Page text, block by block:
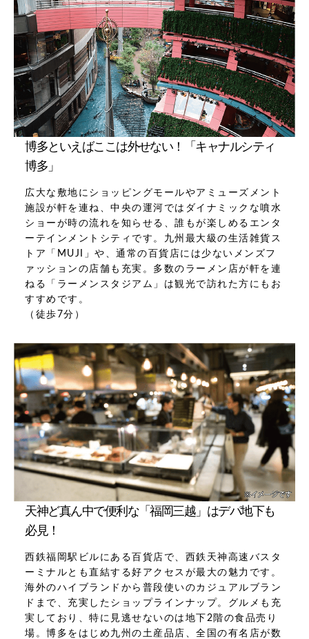
博多といえばここは外せない！「キャナルシティ
博多」
広大な敷地にショッピングモールやアミューズメント
施設が軒を連ね、中央の運河ではダイナミックな噴水
ショーが時の流れを知らせる、誰もが楽しめるエンタ
ーテインメントシティです。九州最大級の生活雑貨ス
トア「MUJI」や、通常の百貨店には少ないメンズフ
ァッションの店舗も充実。多数のラーメン店が軒を連
ねる「ラーメンスタジアム」は観光で訪れた方にもお
すすめです。
（徒歩7分）
天神ど真ん中で便利な「福岡三越」はデパ地下も
必見！
西鉄福岡駅ビルにある百貨店で、西鉄天神高速バスタ
ーミナルとも直結する好アクセスが最大の魅力です。
海外のハイブランドから普段使いのカジュアルブラン
ドまで、充実したショップラインナップ。グルメも充
実しており、特に見逃せないのは地下2階の食品売り
場。博多をはじめ九州の土産品店、全国の有名店が数